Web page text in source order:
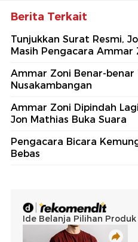
Berita Terkait
Tunjukkan Surat Resmi,
Masih Pengacara Ammar
Ammar Zoni Benar-
Nusakambangan
Ammar Zoni Dipindah
Jon Mathias Buka Suara
Pengacara Bicara
Bebas